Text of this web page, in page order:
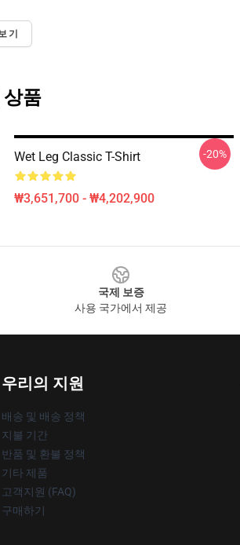
기
상품
Wet Leg Classic T-Shirt
₩3,651,700 - ₩4,202,900
-20%
국제 보증
사용 국가에서 제공
우리의 지원
배송 및 배송 정책
지불 기간
반품 및 환불 정책
기타 제품
고객지원 (FAQ)
구매하기